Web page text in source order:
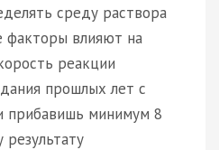
среду раствора
факторы влияют на
реакции
прошлых лет с
прибавишь минимум 8
результату